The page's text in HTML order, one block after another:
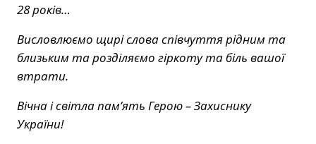
28 років…
Висловлюємо щирі слова співчуття рідним та
близьким та розділяємо гіркоту та біль вашої
втрати.
Вічна і світла пам’ять Герою – Захиснику
України!